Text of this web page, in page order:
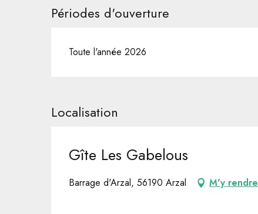
Périodes d'ouverture
Toute l'année 2026
Localisation
Gîte Les Gabelous
Barrage d'Arzal, 56190 Arzal M'y rendre